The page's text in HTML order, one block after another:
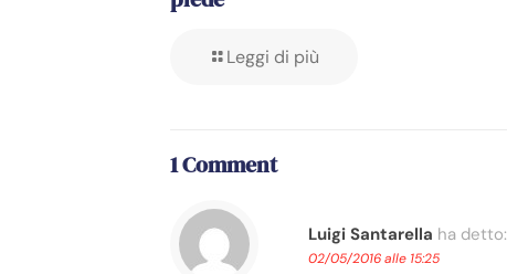
Leggi di più
1 Comment
Luigi Santarella ha detto:
02/05/2016 alle 15:25